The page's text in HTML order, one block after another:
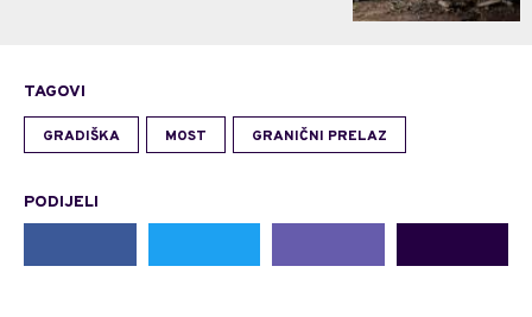
TAGOVI
GRADIŠKA MOST GRANIČNI PRELAZ
PODIJELI